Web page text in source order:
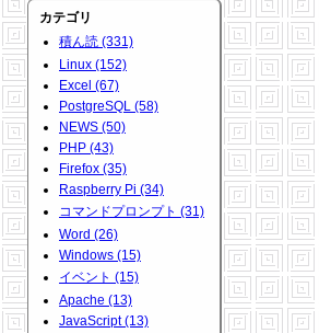
カテゴリ
積ん読 (331)
Linux (152)
Excel (67)
PostgreSQL (58)
NEWS (50)
PHP (43)
Firefox (35)
Raspberry Pi (34)
コマンドプロンプト (31)
Word (26)
Windows (15)
イベント (15)
Apache (13)
JavaScript (13)